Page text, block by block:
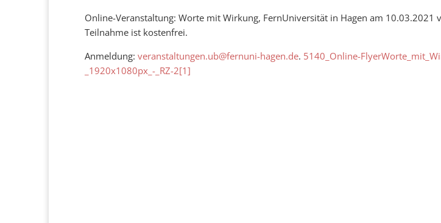
Online-Veranstaltung: Worte mit Wirkung, FernUniversität in Hagen am 10.03.2021
Teilnahme ist kostenfrei.
Anmeldung:veranstaltungen.ub@fernuni-hagen.de. 5140_Online-
_1920x1080px_-_RZ-2[1]